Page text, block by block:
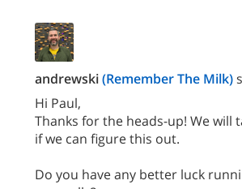
andrewski(Remember The Milk)
Hi Paul,
Thanks for the heads-up! We will
if we can figure this out.
Do you have any better luck